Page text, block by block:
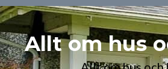
Allt om hus